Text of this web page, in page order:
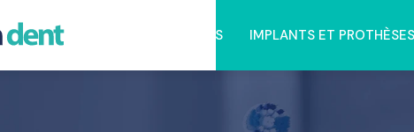
SOINS DENTAIRES IMPLANTS ET PROTHÈSES